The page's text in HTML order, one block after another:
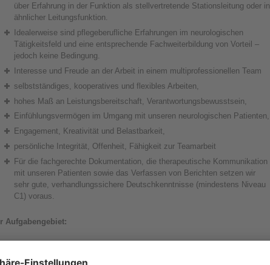
über Erfahrung in der Funktion als stellvertretende Stationsleitung oder in
ähnlicher Leitungsfunktion.
Idealerweise sind pflegeberufliche Erfahrungen im neurologischen
Tätigkeitsfeld und eine entsprechende Fachweiterbildung von Vorteil –
jedoch keine Bedingung.
Interesse und Freude an der Arbeit in einem multiprofessionellen Team
selbstständiges, kooperatives und flexibles Arbeiten,
hohes Maß an Leistungsbereitschaft, Verantwortungsbewusstsein,
Einfühlungsvermögen im Umgang mit unseren neurologischen Patienten,
Engagement, Kreativität und Belastbarkeit,
persönliche Integrität, Offenheit, Fähigkeit zur Teamarbeit
Für die fachgerechte Dokumentation, die therapeutische Kommunikation
mit unseren Patienten sowie das Verfassen von Berichten setzen wir
sehr gute, verhandlungssichere Deutschkenntnisse (mindestens Niveau
C1) voraus.
Aufgabengebiet:
auf der Stationsebene. Sie gestalten die Pflegeprozesse in Ihrem